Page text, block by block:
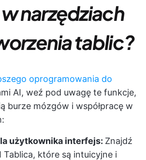
narzędziach
tablic?
oprogramowania do
AI, weź pod uwagę te funkcje,
burze mózgów i współpracę w
użytkownika interfejs: Znajdź
Tablica, które są intuicyjne i